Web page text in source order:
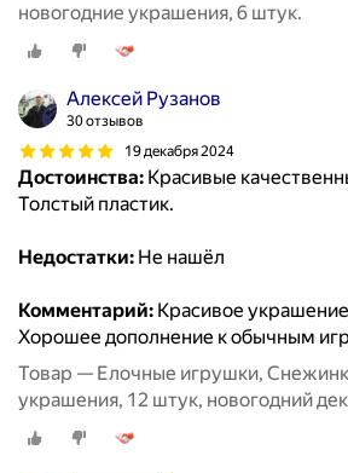
новогодние украшения, 6 штук.
Алексей Рузанов
30 отзывов
19 декабря 2024
Достоинства: Красивые
Толстый пластик.
Недостатки: Не нашёл
Комментарий: Красивое
Хорошее дополнение к обычным
Товар — Елочные игрушки,
украшения, 12 штук, новогодний